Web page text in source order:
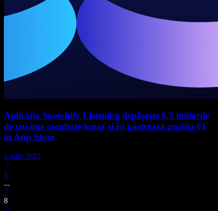
Aplicația Speechify Listening depășește 6,5 miliarde
de cuvinte ascultate lunar și își păstrează poziția #1
în App Store
5 iulie 2022
1
...
7
8